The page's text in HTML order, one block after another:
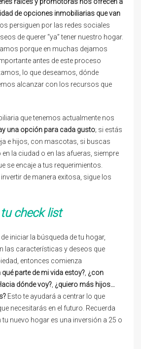
de opciones inmobiliarias que van
persiguen por las redes sociales
de querer “ya” tener nuestro hogar.
porque en muchas dejamos
antes de este proceso
lo que deseamos, dónde
alcanzar con los recursos que
que tenemos actualmente nos
una opción para cada gusto; si estás
e hijos, con mascotas, si buscas
la ciudad o en las afueras, siempre
se encaje a tus requerimientos.
de manera exitosa, sigue los
check list
iniciar la búsqueda de tu hogar,
las características y deseos que
entonces comienza
qué parte de mi vida estoy? ¿con
dónde voy? ¿quiero más hijos…
Esto te ayudará a centrar lo que
necesitarás en el futuro. Recuerda
tu nuevo hogar es una inversión a 25 o